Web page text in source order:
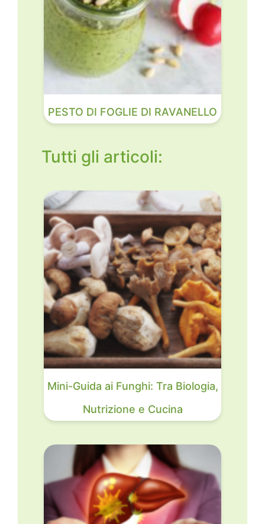
PESTO DI FOGLIE DI RAVANELLO
Tutti gli articoli:
Mini-Guida ai Funghi: Tra Biologia,
Nutrizione e Cucina